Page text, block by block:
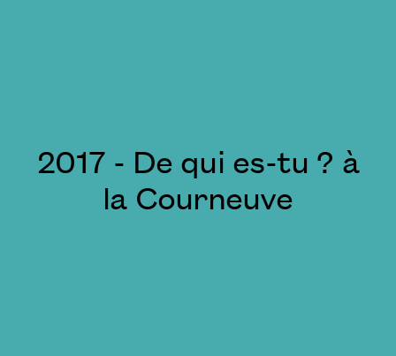
2017 - De qui es-tu ? à
la Courneuve